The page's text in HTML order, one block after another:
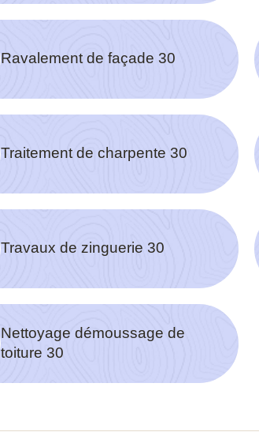
Ravalement de façade 30
Traitement de charpente 30
Travaux de zinguerie 30
Nettoyage démoussage de
toiture 30